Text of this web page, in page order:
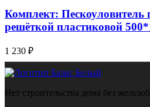
Комплект: Пескоуловитель
решёткой пластиковой
1 230 ₽
Нет строительства дома без